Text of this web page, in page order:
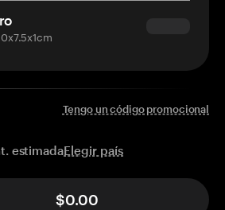
Tengo un código promocional
estimadaElegir país
$0.00